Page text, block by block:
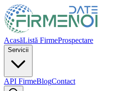
AcasăListă FirmeProspectare
Servicii
API FirmeBlogContact